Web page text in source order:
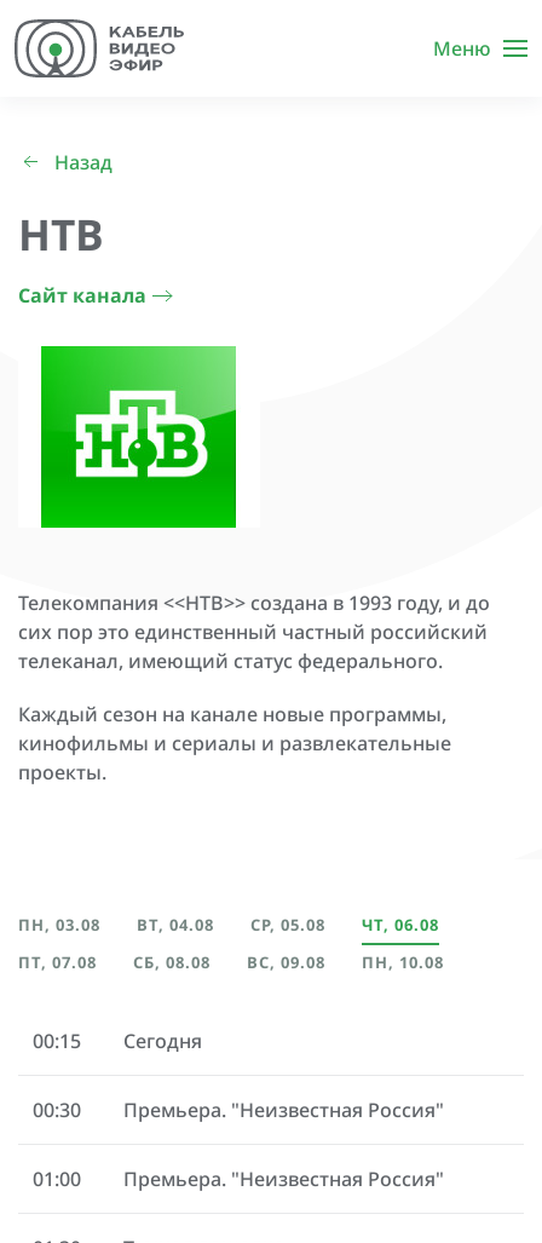
Меню
Назад
НТВ
Сайт канала
Телекомпания <<НТВ>> создана в 1993 году, и до
сих пор это единственный частный российский
телеканал, имеющий статус федерального.
Каждый сезон на канале новые программы,
кинофильмы и сериалы и развлекательные
проекты.
ПН, 03.08 ВТ, 04.08 СР, 05.08
ЧТ, 06.08
ПТ, 07.08
СБ, 08.08 ВС, 09.08 ПН, 10.08
00:15 Сегодня
00:30 Премьера. "Неизвестная Россия"
01:00 Премьера. "Неизвестная Россия"